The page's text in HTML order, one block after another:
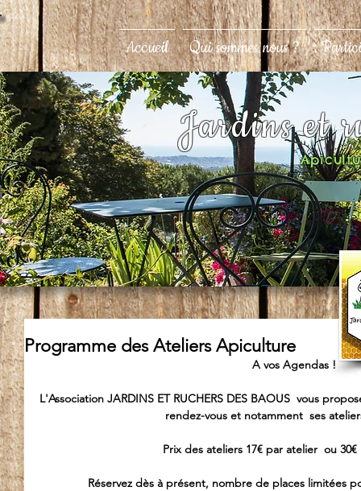
Programme des Ateliers Apiculture
A vos Agendas !
L'Association JARDINS ET RUCHERS DES BAOUS  vous
rendez-vous et notamment  ses
Prix des ateliers 17€ par atelier  ou 30€
Réservez dès à présent, nombre de places limitées
Accueil Qui sommes nous ?
Jardins et